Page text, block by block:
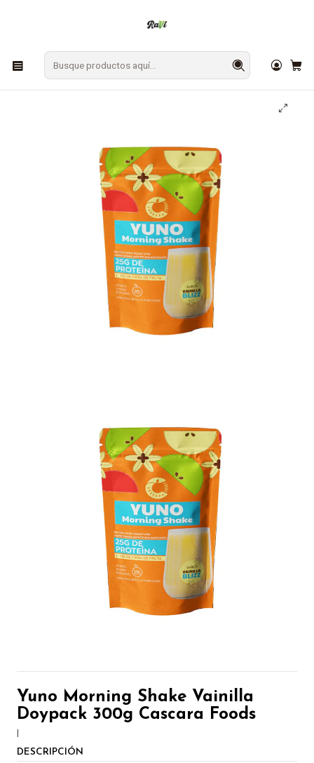
Yuno Morning Shake Vainilla Doypack 300g Cascara Foods
Yuno Morning Shake Vainilla
Doypack 300g Cascara Foods
|
DESCRIPCIÓN